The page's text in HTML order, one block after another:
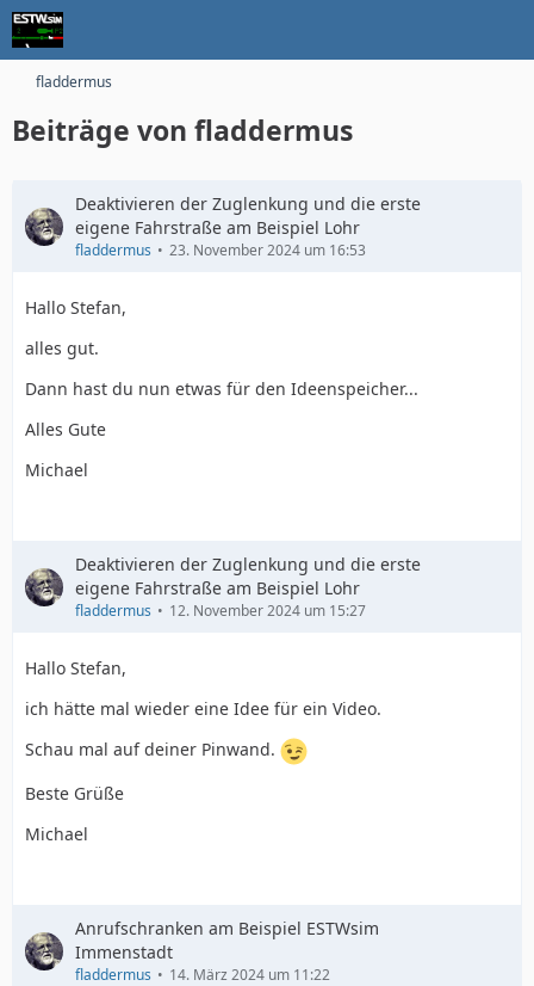
fladdermus
Beiträge von fladdermus
Deaktivieren der Zuglenkung und die erste
eigene Fahrstraße am Beispiel Lohr
fladdermus 23. November 2024 um 16:53
Hallo Stefan,
alles gut.
Dann hast du nun etwas für den Ideenspeicher...
Alles Gute
Michael
Deaktivieren der Zuglenkung und die erste
eigene Fahrstraße am Beispiel Lohr
fladdermus 12. November 2024 um 15:27
Hallo Stefan,
ich hätte mal wieder eine Idee für ein Video.
Schau mal auf deiner Pinwand.
Beste Grüße
Michael
Anrufschranken am Beispiel ESTWsim
Immenstadt
fladdermus 14. März 2024 um 11:22